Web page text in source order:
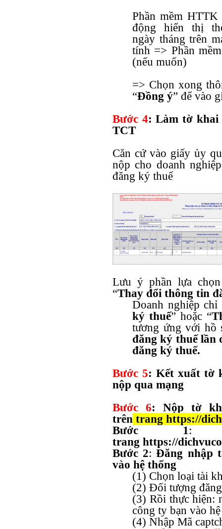
Phần mềm HTTK
động hiển thị
ngày tháng trên
tính => Phần
(nếu muốn)
=> Chọn xong
“Đồng ý” để vào
Bước 4: Làm tờ khai
TCT
Căn cứ vào giấy ủy
nộp cho doanh
đăng ký thuế
Lưu ý phần lựa
“Thay đổi thông tin
Doanh nghiệp
ký thuế” hoặc “
tương ứng với hồ
đăng ký thuế lần
đăng ký thuế.
Bước 5: Kết xuất tờ
nộp qua mạng
Bước 6: Nộp tờ
trên trang https://
Bước 1
trang https://
Bước 2:Đăng nhập
vào hệ thống
(1) Chọn loại tài
(2) Đối tượng
(3) Rồi thực hiện:
công ty bạn vào
(4) Nhập Mã